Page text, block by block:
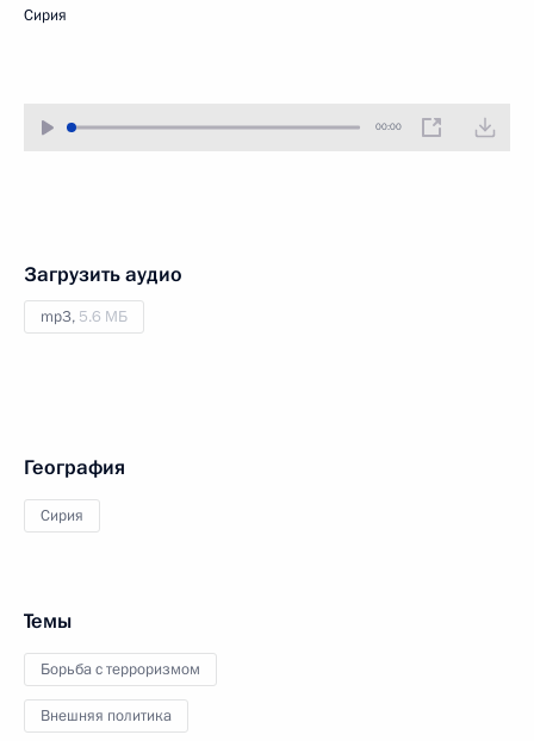
Сирия
00:00
Загрузить аудио
mp3, 5.6 МБ
География
Сирия
Темы
Борьба с терроризмом
Внешняя политика